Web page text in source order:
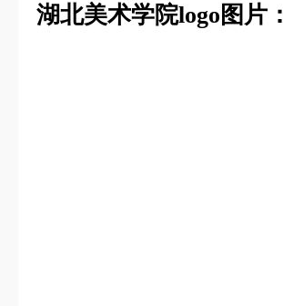
湖北美术学院logo图片：